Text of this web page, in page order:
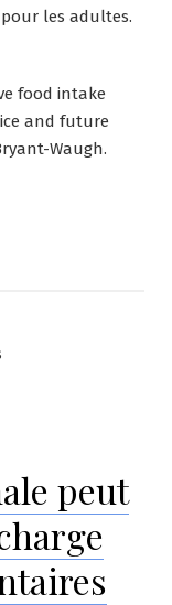
les adultes.
food intake
and future
Waugh.
peut